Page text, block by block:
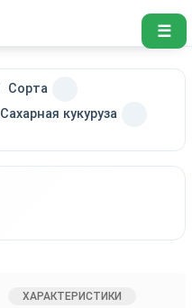
☰
Сорта
Сахарная кукуруза
ХАРАКТЕРИСТИКИ